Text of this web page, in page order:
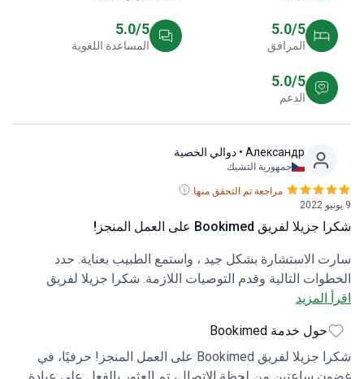
5.0/5
المرافق
5.0/5
المساعدة اللغوية
5.0/5
الدعم
Александр • دوالي الخصية
جمهورية التشيك
9 يونيو 2022
مراجعة تم التحقق منها.
شكرا جزيلا لفريق Bookimed على العمل المنجز!
سارت الاستشارة بشكل جيد ، واستمع الطبيب بعناية. حدد
الخطوات التالية وقدم التوصيات اللازمة. شكرا جزيلا لفريق
استشاري حول المشكلة وترتيب زيارة للطبيب في المستقبل
القريب! شكرا على السرعة والعناية!
اقرأ المزيد
حول خدمة Bookimed
شكرا جزيلا لفريق Bookimed على العمل المنجز! حرفيًا، في